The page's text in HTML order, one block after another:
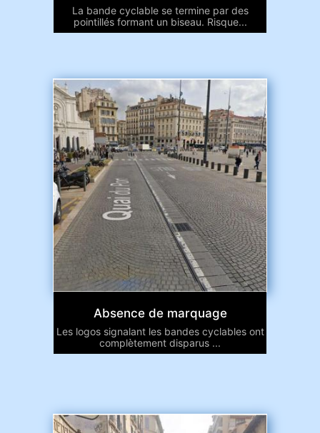
La bande cyclable se termine par des
pointillés formant un biseau. Risque...
Absence de marquage
Les logos signalant les bandes cyclables ont
complètement disparus ...